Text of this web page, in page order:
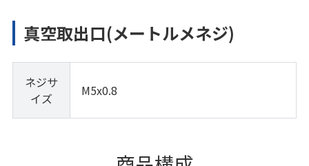
真空取出口(メートルメネジ)
ネジサ
イズ
M5x0.8